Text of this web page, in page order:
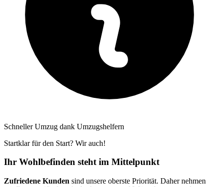
Schneller Umzug dank Umzugshelfern
Startklar für den Start? Wir auch!
Ihr Wohlbefinden steht im Mittelpunkt
Zufriedene Kunden sind unsere oberste Priorität. Daher nehmen